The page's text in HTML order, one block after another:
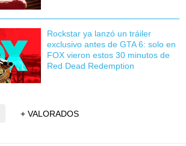
Rockstar ya lanzó un tráiler
exclusivo antes de GTA 6: solo en
FOX vieron estos 30 minutos de
Red Dead Redemption
+ VALORADOS